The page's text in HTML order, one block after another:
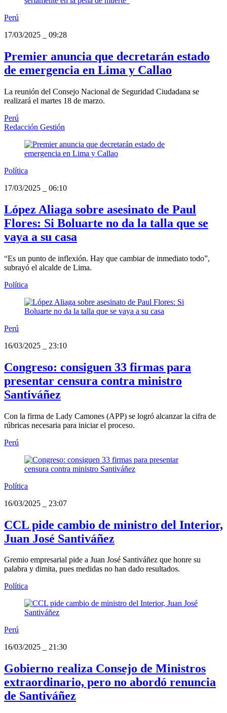
Perú
17/03/2025
09:28
Premier anuncia que decretarán estado
de emergencia en Lima y Callao
La reunión del Consejo Nacional de Seguridad Ciudadana se
realizará el martes 18 de marzo.
Perú
Redacción Gestión
Política
17/03/2025
06:10
López Aliaga sobre asesinato de Paul
Flores: Si Boluarte no da la talla que se
vaya a su casa
“Es un punto de inflexión. Hay que cambiar de inmediato todo”,
subrayó el alcalde de Lima.
Política
Perú
16/03/2025
23:10
Congreso: consiguen 33 firmas para
presentar censura contra ministro
Santiváñez
Con la firma de Lady Camones (APP) se logró alcanzar la cifra de
rúbricas necesaria para iniciar el proceso.
Perú
Política
16/03/2025
23:07
CCL pide cambio de ministro del Interior,
Juan José Santiváñez
Gremio empresarial pide a Juan José Santiváñez que honre su
palabra y dimita, pues medidas no han dado resultados.
Política
Perú
16/03/2025
21:30
Gobierno realiza Consejo de Ministros
extraordinario, pero no abordó renuncia
de Santiváñez